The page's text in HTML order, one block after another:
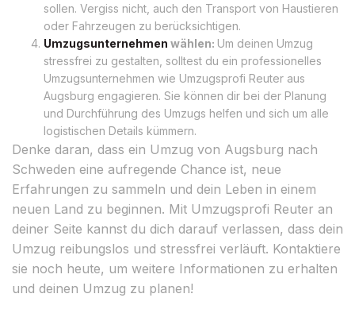
sollen. Vergiss nicht, auch den Transport von Haustieren
oder Fahrzeugen zu berücksichtigen.
Umzugsunternehmen wählen: Um deinen Umzug
stressfrei zu gestalten, solltest du ein professionelles
Umzugsunternehmen wie Umzugsprofi Reuter aus
Augsburg engagieren. Sie können dir bei der Planung
und Durchführung des Umzugs helfen und sich um alle
logistischen Details kümmern.
Denke daran, dass ein Umzug von Augsburg nach
Schweden eine aufregende Chance ist, neue
Erfahrungen zu sammeln und dein Leben in einem
neuen Land zu beginnen. Mit Umzugsprofi Reuter an
deiner Seite kannst du dich darauf verlassen, dass dein
Umzug reibungslos und stressfrei verläuft. Kontaktiere
sie noch heute, um weitere Informationen zu erhalten
und deinen Umzug zu planen!